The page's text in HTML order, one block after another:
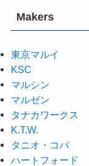
Makers
東京マルイ
KSC
マルシン
マルゼン
タナカワークス
K.T.W.
タニオ・コバ
ハートフォード